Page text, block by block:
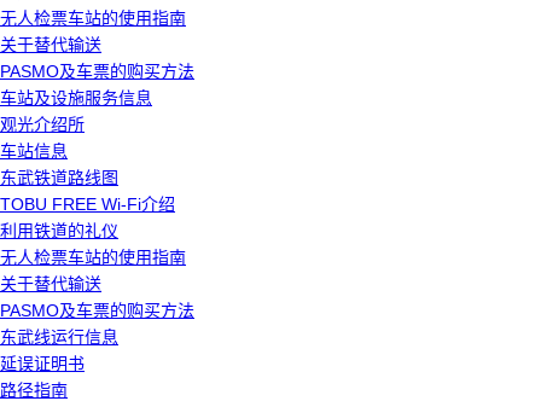
无人检票车站的使用指南
关于替代输送
PASMO及车票的购买方法
车站及设施服务信息
观光介绍所
车站信息
东武铁道路线图
TOBU FREE Wi-Fi介绍
利用铁道的礼仪
无人检票车站的使用指南
关于替代输送
PASMO及车票的购买方法
东武线运行信息
延误证明书
路径指南